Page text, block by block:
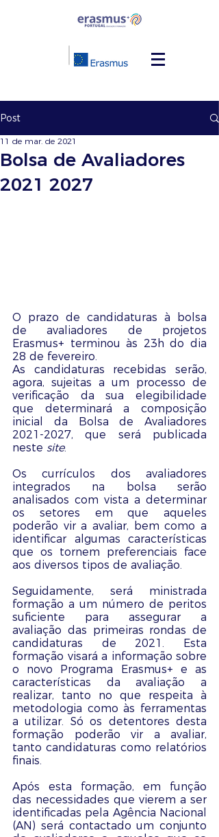
Post
Bolsa de Avaliadores
2021 2027
11 de mar. de 2021
O prazo de candidaturas à bolsa
de avaliadores de projetos
Erasmus+ terminou às 23h do dia
28 de fevereiro.
As candidaturas recebidas serão,
agora, sujeitas a um processo de
verificação da sua elegibilidade
que determinará a composição
inicial da Bolsa de Avaliadores
2021-2027, que será publicada
neste site.
Os currículos dos avaliadores
integrados na bolsa serão
analisados com vista a determinar
os setores em que aqueles
poderão vir a avaliar, bem como a
identificar algumas características
que os tornem preferenciais face
aos diversos tipos de avaliação.
Seguidamente, será ministrada
formação a um número de peritos
suficiente para assegurar a
avaliação das primeiras rondas de
candidaturas de 2021. Esta
formação visará a informação sobre
o novo Programa Erasmus+ e as
características da avaliação a
realizar, tanto no que respeita à
metodologia como às ferramentas
a utilizar. Só os detentores desta
formação poderão vir a avaliar,
tanto candidaturas como relatórios
finais.
Após esta formação, em função
das necessidades que vierem a ser
identificadas pela Agência Nacional
(AN) será contactado um conjunto